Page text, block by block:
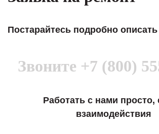
Постарайтесь подробно
Звоните +7 (800)
Работать с нами просто,
взаимодействия